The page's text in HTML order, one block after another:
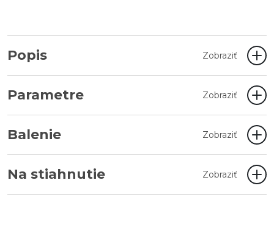
Popis Zobraziť
Parametre Zobraziť
Balenie Zobraziť
Na stiahnutie Zobraziť